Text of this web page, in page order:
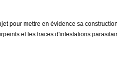
pour mettre en évidence sa
et les traces d'infestations